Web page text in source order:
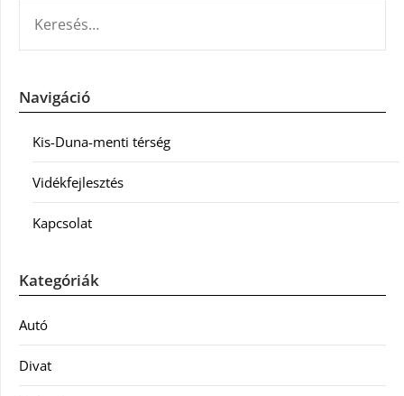
Navigáció
Kis-Duna-menti térség
Vidékfejlesztés
Kapcsolat
Kategóriák
Autó
Divat